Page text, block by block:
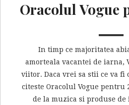
Oracolul Vogue
In timp ce majoritatea
amorteala vacantei de iarna,
viitor. Daca vrei sa stii ce va
citeste Oracolul Vogue pentru
de la muzica si produse